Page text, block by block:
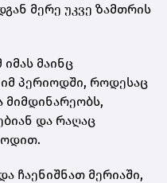
მერე უკვე ზამთრის
მაინც
პერიოდში, როდესაც
და რაღაც
ჩაენიშნათ მერიაში,